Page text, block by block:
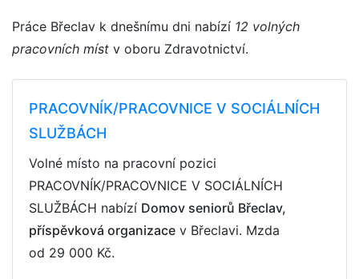
Práce Břeclav k dnešnímu dni nabízí 12 volných
pracovních míst v oboru Zdravotnictví.
PRACOVNÍK/PRACOVNICE V SOCIÁLNÍCH
SLUŽBÁCH
Volné místo na pracovní pozici
PRACOVNÍK/PRACOVNICE V SOCIÁLNÍCH
SLUŽBÁCH nabízí Domov seniorů Břeclav,
příspěvková organizace v Břeclavi. Mzda
od 29 000 Kč.